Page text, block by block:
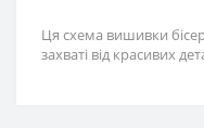
Ця схема вишивки
захваті від красивих